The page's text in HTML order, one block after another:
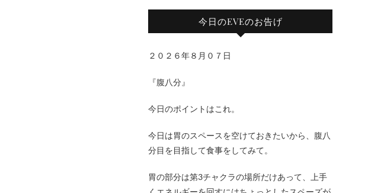
今日のEVEのお告げ
２０２６年８月０７日
『腹八分』
今日のポイントはこれ。
今日は胃のスペースを空けておきたいから、腹八
分目を目指して食事をしてみて。
胃の部分は第3チャクラの場所だけあって、上手